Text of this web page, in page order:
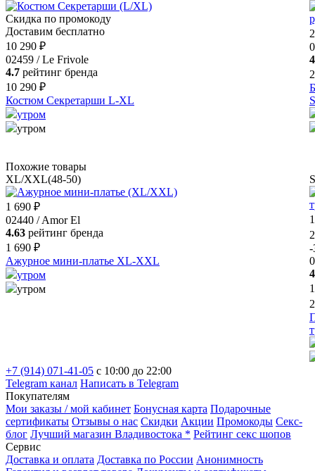
Скидка по промокоду
Доставим бесплатно
10 290 ₽
02459 / Le Frivole
4.7 рейтинг бренда
10 290 ₽
Костюм Секретарши L-XL
утром
утром
Похожие товары
XL/XXL(48-50)
1 690 ₽
02440 / Amor El
4.63 рейтинг бренда
1 690 ₽
Ажурное мини-платье XL-ХХL
утром
утром
-
+7 (914) 071-41-05 c 10:00 до 22:00
Telegram канал Написать в Telegram
Покупателям
Мои заказы / мой кабинет Бонусная карта Подарочные
сертификаты Отзывы о нас Скидки Акции Промокоды Секс-
блог Лучший магазин Владивостока * Рейтинг секс шопов
Сервис
Доставка и оплата Доставка по России Анонимность